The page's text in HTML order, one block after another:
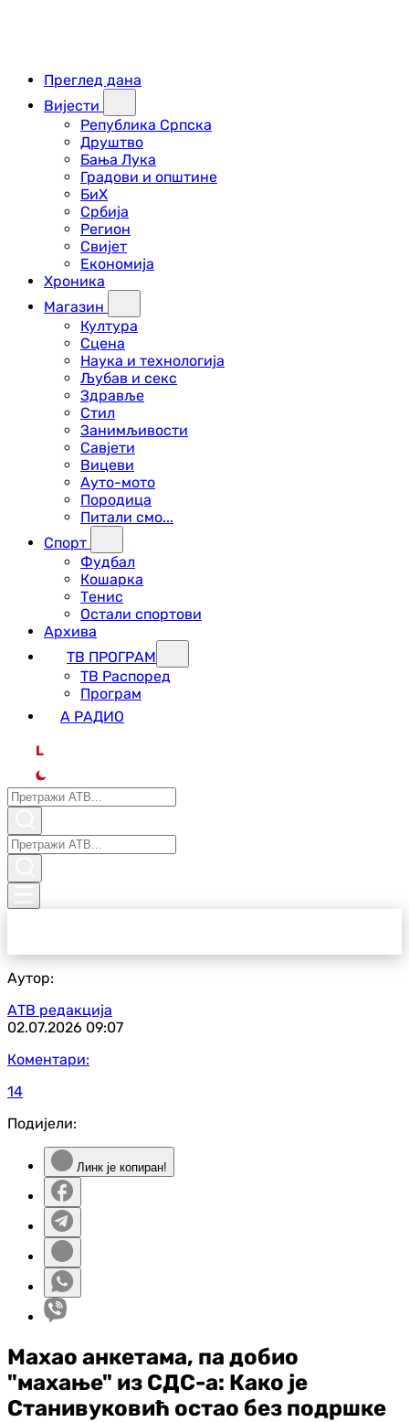
Преглед дана
Вијести
Република Српска
Друштво
Бања Лука
Градови и општине
БиХ
Србија
Регион
Свијет
Економија
Хроника
Магазин
Култура
Сцена
Наука и технологија
Љубав и секс
Здравље
Стил
Занимљивости
Савјети
Вицеви
Ауто-мото
Породица
Питали смо...
Спорт
Фудбал
Кошарка
Тенис
Остали спортови
Архива
ТВ ПРОГРАМ
ТВ Распоред
Програм
А РАДИО
L
Аутор:
АТВ редакција
02.07.2026 09:07
Коментари:
14
Подијели:
Линк је копиран!
Махао анкетама, па добио
"махање" из СДС-а: Како је
Станивуковић остао без подршке